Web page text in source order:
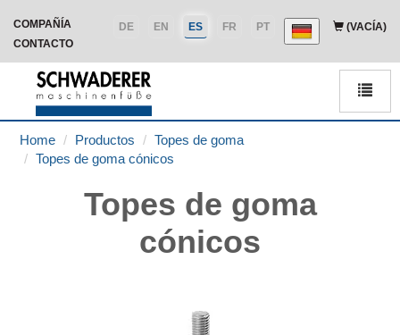
(VACÍA)
COMPAÑÍA PT
FR
ES
EN
DE
CONTACTO
Home Productos
Topes de goma
Topes de goma cónicos
Topes de goma
cónicos